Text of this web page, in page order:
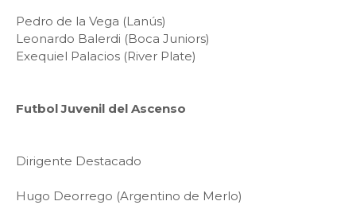
Pedro de la Vega (Lanús)
Leonardo Balerdi (Boca Juniors)
Exequiel Palacios (River Plate)
Futbol Juvenil del Ascenso
Dirigente Destacado
Hugo Deorrego (Argentino de Merlo)